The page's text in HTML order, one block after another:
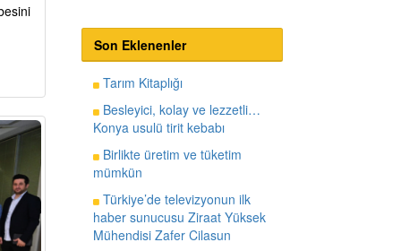
Son Eklenenler
Tarım Kitaplığı
Besleyici, kolay ve lezzetli…
Konya usulü tirit kebabı
Birlikte üretim ve tüketim
mümkün
Türkiye’de televizyonun ilk
haber sunucusu Ziraat Yüksek
Mühendisi Zafer Cilasun